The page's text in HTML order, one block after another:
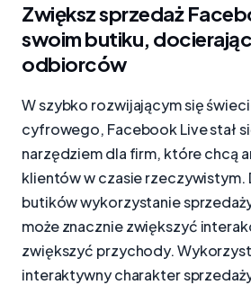
Zwiększ sprzedaż
swoim butiku,
odbiorców
W szybko rozwijającym się
cyfrowego, Facebook Live stał
narzędziem dla firm, które chcą
klientów w czasie rzeczywistym.
butików wykorzystanie
może znacznie zwiększyć
zwiększyć przychody.
interaktywny charakter